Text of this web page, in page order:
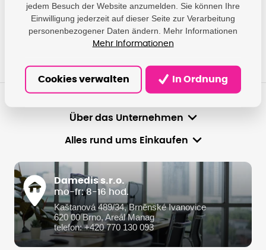
Über das Unternehmen
Alles rund ums Einkaufen
Damedis s.r.o.
mo-fr: 8-16 hod.
Kaštanová 489/34, Brněnské Ivanovice
620 00 Brno, Areál Manag
telefon: +420 770 130 093
jedem Besuch der Website anzumelden. Sie können Ihre
Einwilligung jederzeit auf dieser Seite zur Verarbeitung
personenbezogener Daten ändern. Mehr Informationen
Mehr Informationen
Cookies verwalten In Ordnung